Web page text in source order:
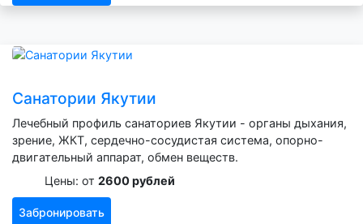
Санатории Якутии
Лечебный профиль санаториев Якутии - органы дыхания,
зрение, ЖКТ, сердечно-сосудистая система, опорно-
двигательный аппарат, обмен веществ.
Цены: от 2600 рублей
Забронировать